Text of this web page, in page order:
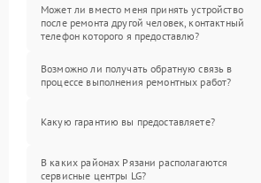
Может ли вместо меня принять устройство
после ремонта другой человек, контактный
телефон которого я предоставлю?
Возможно ли получать обратную связь в
процессе выполнения ремонтных работ?
Какую гарантию вы предоставляете?
В каких районах Рязани располагаются
сервисные центры LG?